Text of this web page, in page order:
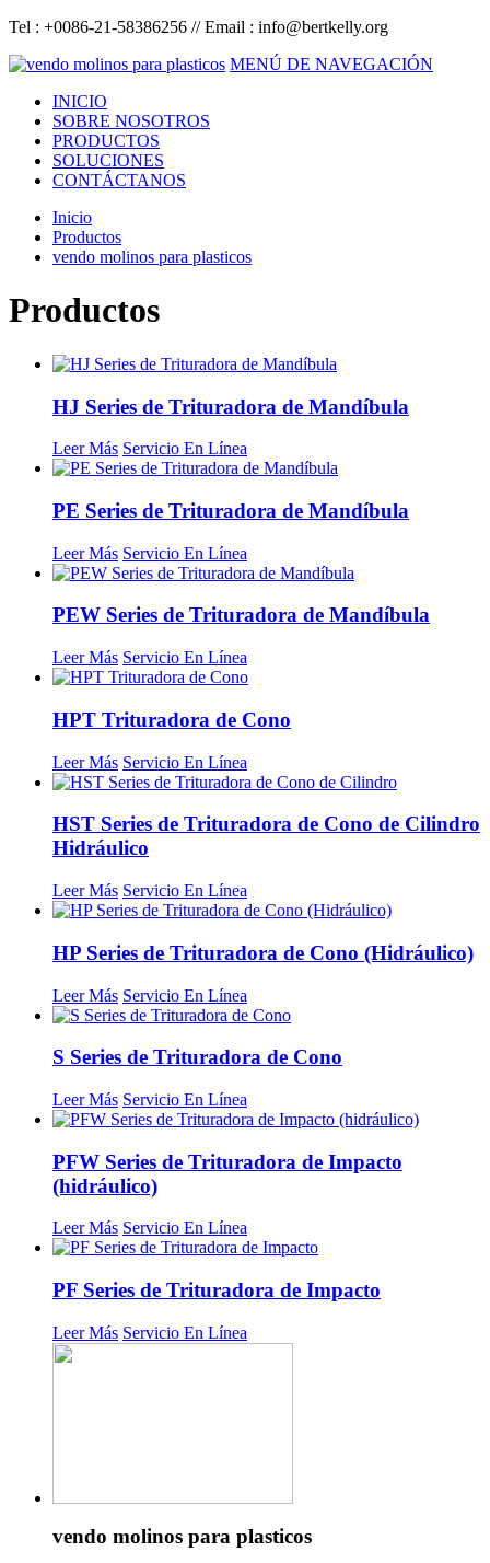
Tel : +0086-21-58386256 // Email : info@bertkelly.org
MENÚ DE NAVEGACIÓN
INICIO
SOBRE NOSOTROS
PRODUCTOS
SOLUCIONES
CONTÁCTANOS
Inicio
Productos
vendo molinos para plasticos
Productos
HJ Series de Trituradora de Mandíbula
Leer Más Servicio En Línea
PE Series de Trituradora de Mandíbula
Leer Más Servicio En Línea
PEW Series de Trituradora de Mandíbula
Leer Más Servicio En Línea
HPT Trituradora de Cono
Leer Más Servicio En Línea
HST Series de Trituradora de Cono de Cilindro
Hidráulico
Leer Más Servicio En Línea
HP Series de Trituradora de Cono (Hidráulico)
Leer Más Servicio En Línea
S Series de Trituradora de Cono
Leer Más Servicio En Línea
PFW Series de Trituradora de Impacto
(hidráulico)
Leer Más Servicio En Línea
PF Series de Trituradora de Impacto
Leer Más Servicio En Línea
vendo molinos para plasticos